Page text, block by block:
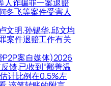
人诈骗罪一案退赔
冬飞等案件受害人
文明,孙锡华,邱文均
案件退赔工作有关
案自媒体)2026
馈,已收到“鄯善温
计比例在0.5%左